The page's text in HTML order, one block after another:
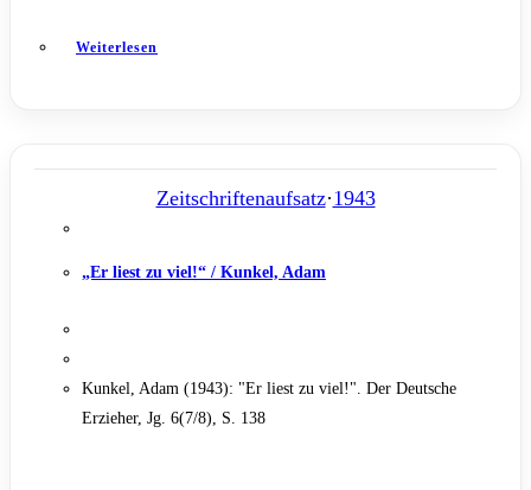
Weiterlesen
Zeitschriftenaufsatz·1943
„Er liest zu viel!“ / Kunkel, Adam
Kunkel, Adam (1943): "Er liest zu viel!". Der Deutsche
Erzieher, Jg. 6(7/8), S. 138